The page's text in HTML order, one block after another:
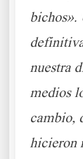
bichos».
nuestra
medios
cambio,
hicieron